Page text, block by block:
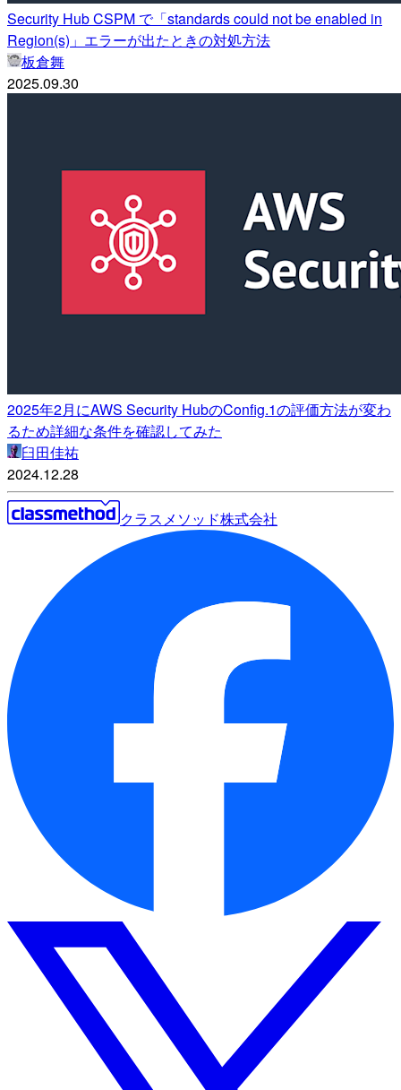
Security Hub CSPM で「standards could not be enabled in
Region(s)」エラーが出たときの対処方法
板倉舞
2025.09.30
2025年2月にAWS Security HubのConfig.1の評価方法が変わ
るため詳細な条件を確認してみた
臼田佳祐
2024.12.28
クラスメソッド株式会社